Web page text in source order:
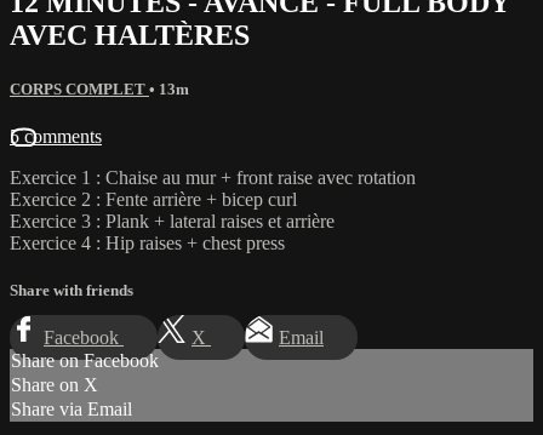
AVEC HALTÈRES
CORPS COMPLET • 13m
5 comments
Exercice 1 : Chaise au mur + front raise avec rotation
Exercice 2 : Fente arrière + bicep curl
Exercice 3 : Plank + lateral raises et arrière
Exercice 4 : Hip raises + chest press
Share with friends
Facebook X
Email
Share on Facebook
Share on X
Share via Email